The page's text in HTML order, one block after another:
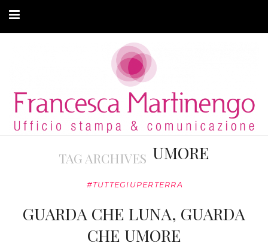
ARTICOLI
MODA ADATTIVA
CONTATTITAG ARCHIVES UMORE
#TUTTEGIUPERTERRA
GUARDA CHE LUNA, GUARDA
CHE UMORE